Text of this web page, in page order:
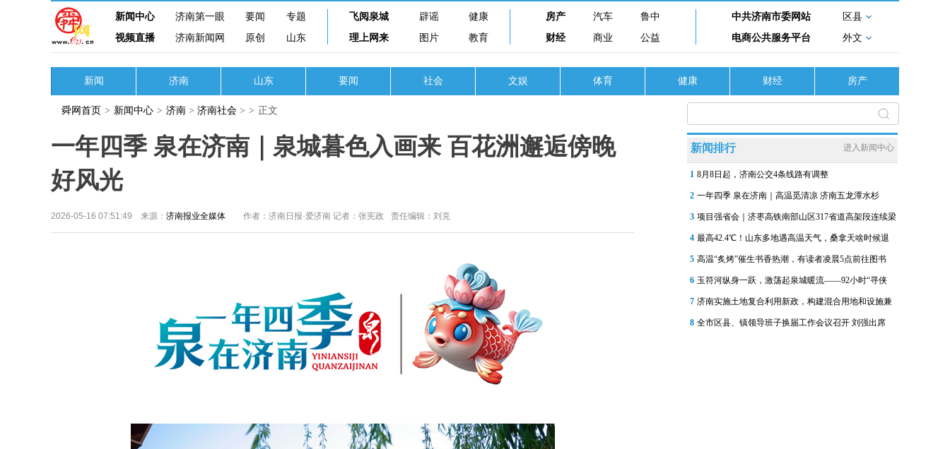
新闻中心 济南第一眼 要闻
专题
视频直播
济南新闻网 原创 山东
飞阅泉城 辟谣
健康
理上网来
图片 教育
房产 汽车
鲁中
财经
商业 公益
中共济南市委网站
区县
电商公共服务平台
外文
新闻 济南 山东 要闻 社会 文娱 体育 健康 财经 房产
舜网首页 > 新闻中心 > 济南 > 济南社会 > > 正文
一年四季 泉在济南｜泉城暮色入画来 百花洲邂逅傍晚
好风光
2026-05-16 07:51:49 来源： 济南报业全媒体 作者：济南日报·爱济南 记者：张宪政 责任编辑：刘克
新闻排行 进入新闻中心
1 8月8日起，济南公交4条线路有调整
2 一年四季 泉在济南｜高温觅清凉 济南五龙潭水杉
3 项目强省会｜济枣高铁南部山区317省道高架段连续梁
4 最高42.4℃！山东多地遇高温天气，桑拿天啥时候退
5 高温“炙烤”催生书香热潮，有读者凌晨5点前往图书
6 玉符河纵身一跃，激荡起泉城暖流——92小时“寻侠
7 济南实施土地复合利用新政，构建混合用地和设施兼
8 全市区县、镇领导班子换届工作会议召开 刘强出席